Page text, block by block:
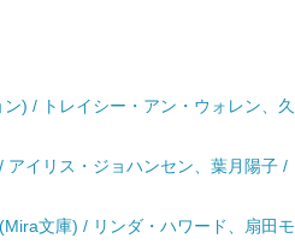
) / トレイシー・アン・ウォレン、久
イリス・ジョハンセン、葉月陽子 /
文庫) / リンダ・ハワード、扇田モ